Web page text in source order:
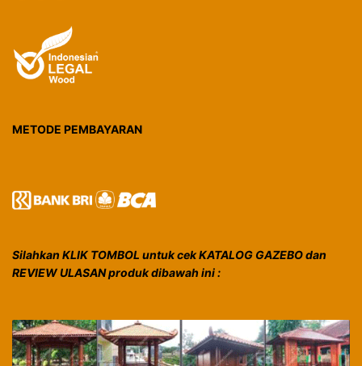
METODE PEMBAYARAN
Silahkan KLIK TOMBOL untuk cek KATALOG GAZEBO dan
REVIEW ULASAN produk dibawah ini :